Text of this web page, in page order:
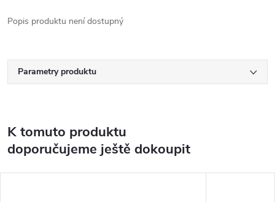
Popis produktu není dostupný
Parametry produktu
K tomuto produktu
doporučujeme ještě dokoupit